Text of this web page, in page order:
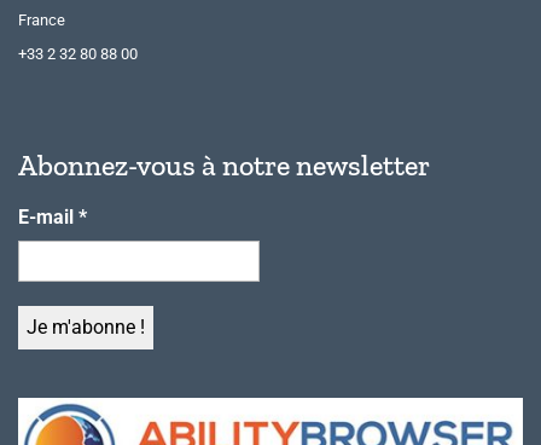
France
+33 2 32 80 88 00
Abonnez-vous à notre newsletter
E-mail *